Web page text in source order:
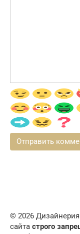
© 2026
сайта строго